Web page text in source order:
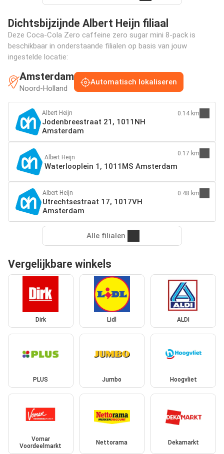
Dichtsbijzijnde Albert Heijn filiaal
Deze Coca-Cola Zero caffeine zero sugar mini 8-pack is
beschikbaar in onderstaande filialen op basis van jouw
ingestelde locatie:
Amsterdam
Noord-Holland
Automatisch lokaliseren
Albert Heijn
Jodenbreestraat 21, 1011NH
Amsterdam
0.14 km
Albert Heijn
Waterlooplein 1, 1011MS Amsterdam
0.17 km
Albert Heijn
Utrechtsestraat 17, 1017VH
Amsterdam
0.48 km
Alle filialen
Vergelijkbare winkels
Dirk Lidl ALDI
PLUS Jumbo Hoogvliet
Vomar
Voordeelmarkt
Nettorama Dekamarkt